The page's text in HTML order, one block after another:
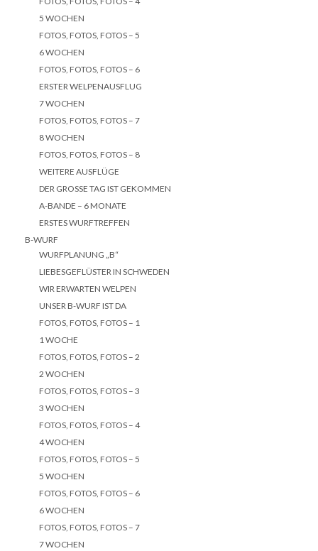
5 WOCHEN
FOTOS, FOTOS, FOTOS – 5
6 WOCHEN
FOTOS, FOTOS, FOTOS – 6
ERSTER WELPENAUSFLUG
7 WOCHEN
FOTOS, FOTOS, FOTOS – 7
8 WOCHEN
FOTOS, FOTOS, FOTOS – 8
WEITERE AUSFLÜGE
DER GROSSE TAG IST GEKOMMEN
A-BANDE – 6 MONATE
ERSTES WURFTREFFEN
B-WURF
WURFPLANUNG „B“
LIEBESGEFLÜSTER IN SCHWEDEN
WIR ERWARTEN WELPEN
UNSER B-WURF IST DA
FOTOS, FOTOS, FOTOS – 1
1 WOCHE
FOTOS, FOTOS, FOTOS – 2
2 WOCHEN
FOTOS, FOTOS, FOTOS – 3
3 WOCHEN
FOTOS, FOTOS, FOTOS – 4
4 WOCHEN
FOTOS, FOTOS, FOTOS – 5
5 WOCHEN
FOTOS, FOTOS, FOTOS – 6
6 WOCHEN
FOTOS, FOTOS, FOTOS – 7
7 WOCHEN